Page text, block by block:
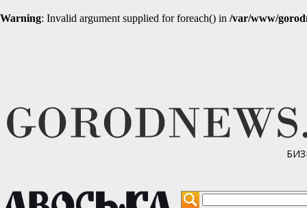
Warning: Invalid argument supplied for foreach() in /var/www/